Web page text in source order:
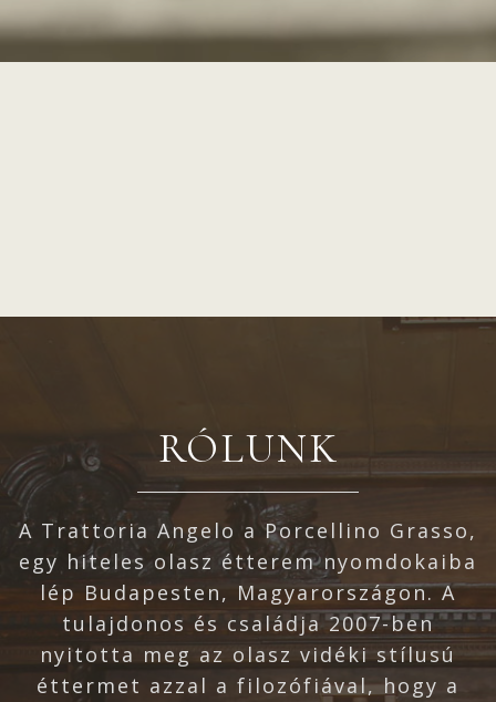
RÓLUNK
A Trattoria Angelo a Porcellino Grasso,
egy hiteles olasz étterem nyomdokaiba
lép Budapesten, Magyarországon. A
tulajdonos és családja 2007-ben
nyitotta meg az olasz vidéki stílusú
éttermet azzal a filozófiával, hogy a